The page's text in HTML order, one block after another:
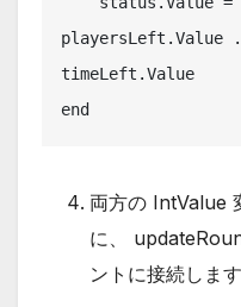
timeLeft.Value
end
両方の IntValue
に、
ントに接続します